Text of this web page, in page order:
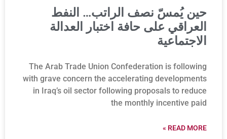
حين يُمسّ نصف الراتب… النفط
العراقي على حافة اختبار العدالة
الاجتماعية
The Arab Trade Union Confederation is following
with grave concern the accelerating developments
in Iraq’s oil sector following proposals to reduce
the monthly incentive paid
READ MORE »